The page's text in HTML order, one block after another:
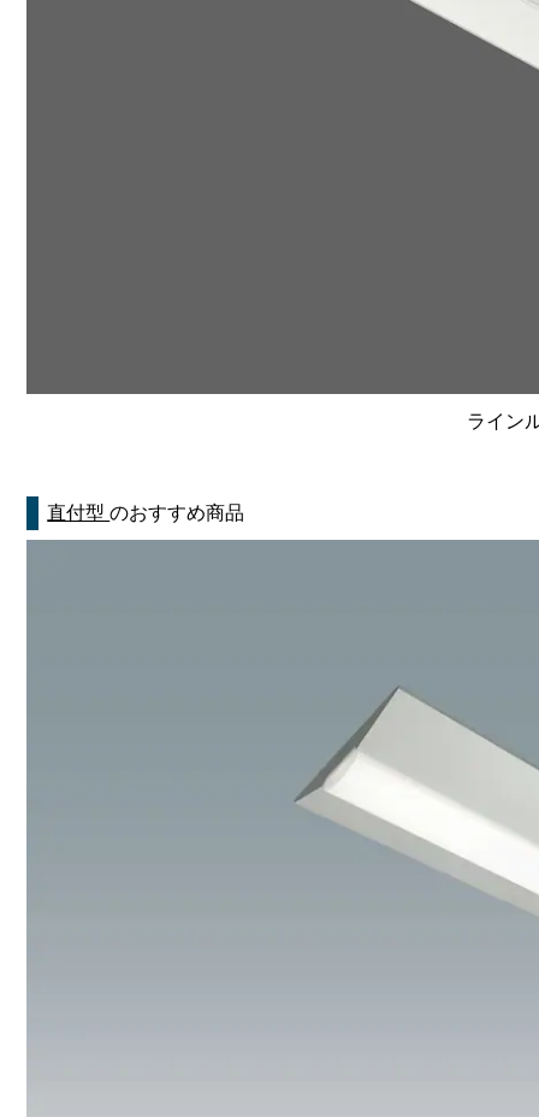
ライン
直付型のおすすめ商品